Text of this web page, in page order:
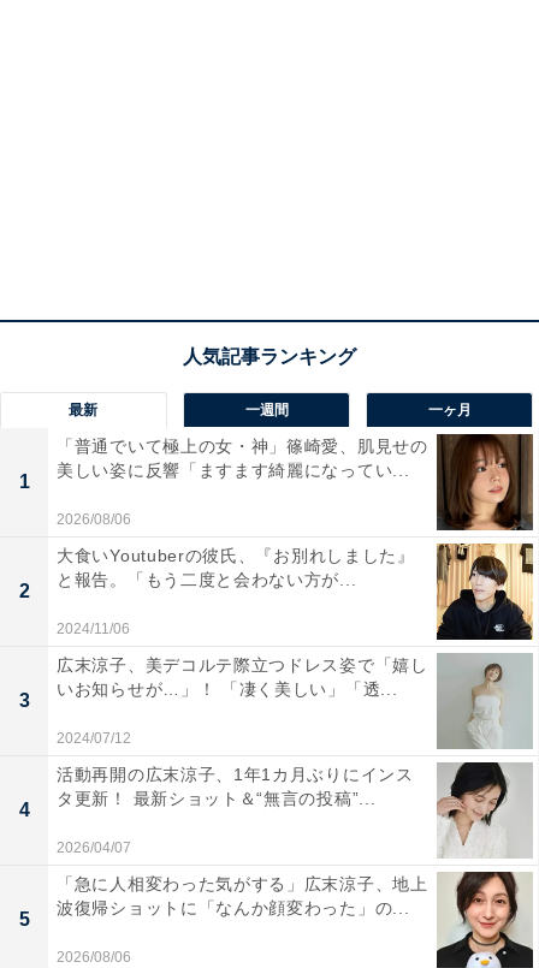
最新 一週間 一ヶ月
1
「普通でいて極上の女・神」篠崎愛、肌見せの
美しい姿に反響「ますます綺麗になってい...
2026/08/06
2
大食いYoutuberの彼氏、『お別れしました』
と報告。「もう二度と会わない方が...
2024/11/06
3
広末涼子、美デコルテ際立つドレス姿で「嬉し
いお知らせが…」！ 「凄く美しい」「透...
2024/07/12
4
活動再開の広末涼子、1年1カ月ぶりにインス
タ更新！ 最新ショット＆“無言の投稿”...
2026/04/07
5
「急に人相変わった気がする」広末涼子、地上
波復帰ショットに「なんか顔変わった」の...
2026/08/06